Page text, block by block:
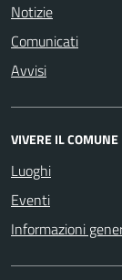
Notizie
Comunicati
Avvisi
VIVERE IL COMUNE
Luoghi
Eventi
Informazioni